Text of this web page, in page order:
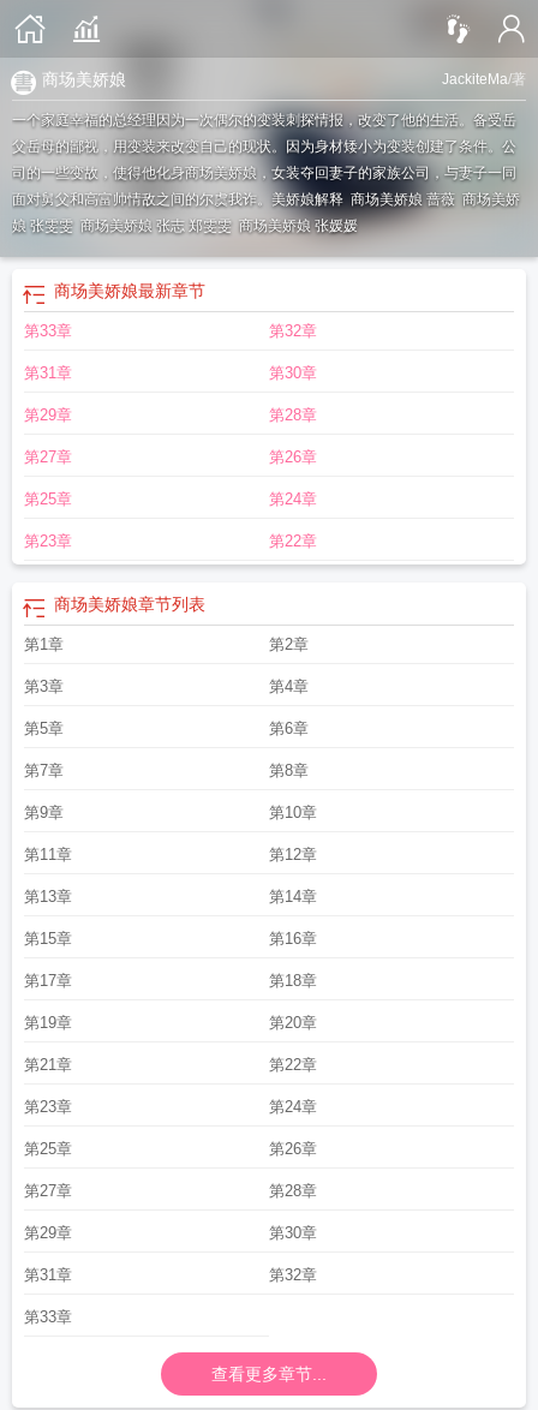
JackiteMa/著
商场美娇娘
一个家庭幸福的总经理因为一次偶尔的变装刺探情报，改变了他的生活。备受岳
父岳母的鄙视，用变装来改变自己的现状。因为身材矮小为变装创建了条件。公
司的一些变故，使得他化身商场美娇娘，女装夺回妻子的家族公司，与妻子一同
面对舅父和高富帅情敌之间的尔虞我诈。 美娇娘解释 商场美娇娘 蔷薇 商场美娇
娘 张雯雯 商场美娇娘 张志 郑雯雯 商场美娇娘 张媛媛
商场美娇娘最新章节
第33章 第32章
第31章 第30章
第29章 第28章
第27章 第26章
第25章 第24章
第23章 第22章
商场美娇娘章节列表
第1章 第2章
第3章 第4章
第5章 第6章
第7章 第8章
第9章 第10章
第11章 第12章
第13章 第14章
第15章 第16章
第17章 第18章
第19章 第20章
第21章 第22章
第23章 第24章
第25章 第26章
第27章 第28章
第29章 第30章
第31章 第32章
第33章
查看更多章节...